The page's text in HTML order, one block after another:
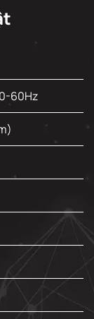
60Hz